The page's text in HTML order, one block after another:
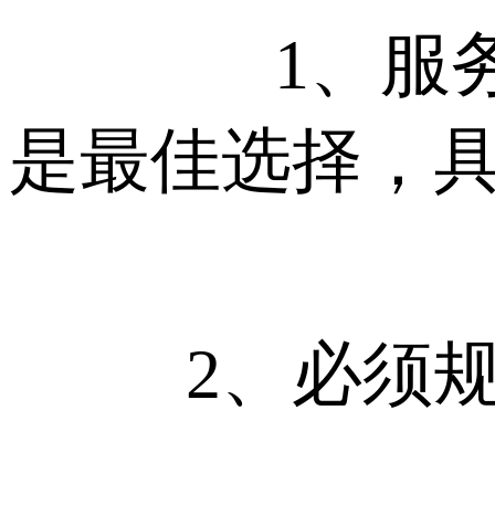
1、服
是最佳选择，
2、必须规